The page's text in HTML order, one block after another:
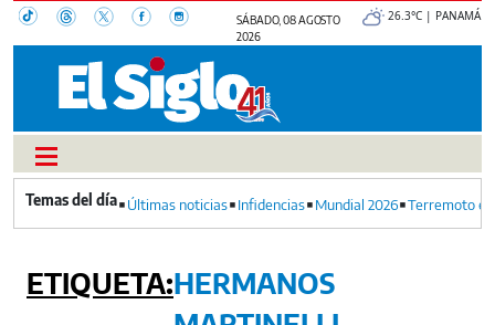
SÁBADO, 08 AGOSTO
2026
26.3°C | PANAMÁ
Últimas noticias Infidencias Mundial 2026 Terremoto
HERMANOS